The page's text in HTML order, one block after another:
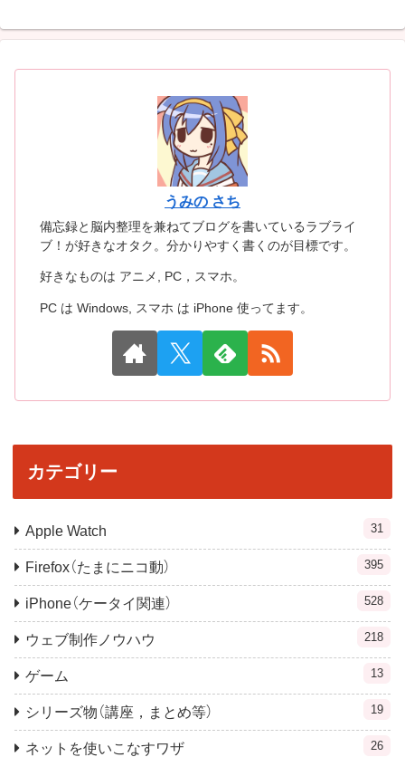
うみの さち
備忘録と脳内整理を兼ねてブログを書いているラブライ
ブ！が好きなオタク。分かりやすく書くのが目標です。
好きなものは アニメ, PC，スマホ。
PC は Windows, スマホ は iPhone 使ってます。
カテゴリー
Apple Watch 31
Firefox（たまにニコ動） 395
iPhone（ケータイ関連） 528
ウェブ制作ノウハウ 218
ゲーム 13
シリーズ物（講座，まとめ等） 19
ネットを使いこなすワザ 26